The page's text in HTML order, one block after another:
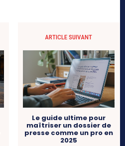
ARTICLE SUIVANT
Le guide ultime pour
maîtriser un dossier de
presse comme un pro en
2025